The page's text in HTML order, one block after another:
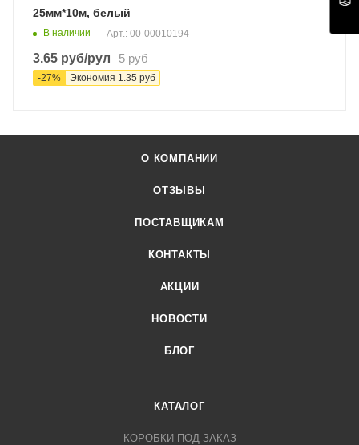
25мм*10м, белый
В наличии Арт.: 00-00010194
3.65 руб/рул 5руб
-27% Экономия 1.35 руб
О КОМПАНИИ
ОТЗЫВЫ
ПОСТАВЩИКАМ
КОНТАКТЫ
АКЦИИ
НОВОСТИ
БЛОГ
КАТАЛОГ
КОРОБКИ ПОД ЗАКАЗ